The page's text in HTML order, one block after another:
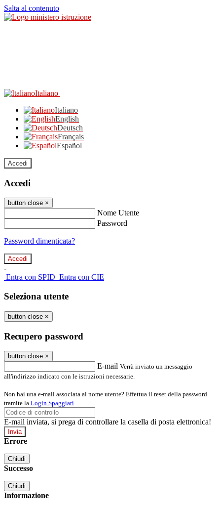
Salta al contenuto
Italiano
Italiano
English
Deutsch
Français
Español
Accedi
Accedi
button close ×
Nome Utente
Password
Password dimenticata?
-
Entra con SPID Entra con CIE
Seleziona utente
button close ×
Recupero password
button close ×
E-mail Verrà inviato un messaggio
all'indirizzo indicato con le istruzioni necessarie.
Non hai una e-mail associata al nome utente? Effettua il reset della password
tramite la Login Spaggiari
E-mail inviata, si prega di controllare la casella di posta elettronica!
Errore
Chiudi
Successo
Chiudi
Informazione